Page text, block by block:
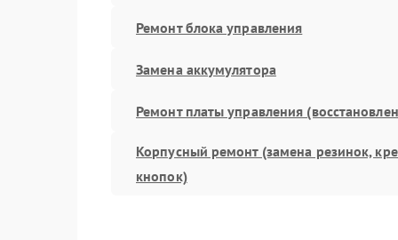
Ремонт блока управления
Замена аккумулятора
Ремонт платы управления
Корпусный ремонт (замена резинок,
кнопок)